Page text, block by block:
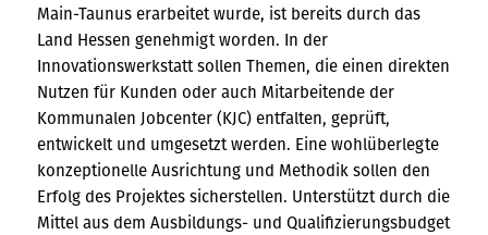
Main-Taunus erarbeitet wurde, ist bereits durch das
Land Hessen genehmigt worden. In der
Innovationswerkstatt sollen Themen, die einen direkten
Nutzen für Kunden oder auch Mitarbeitende der
Kommunalen Jobcenter (KJC) entfalten, geprüft,
entwickelt und umgesetzt werden. Eine wohlüberlegte
konzeptionelle Ausrichtung und Methodik sollen den
Erfolg des Projektes sicherstellen. Unterstützt durch die
Mittel aus dem Ausbildungs- und Qualifizierungsbudget